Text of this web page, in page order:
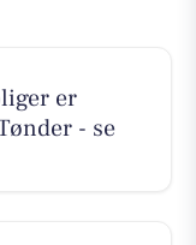
er
- se